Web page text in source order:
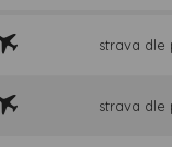
strava dle
strava dle